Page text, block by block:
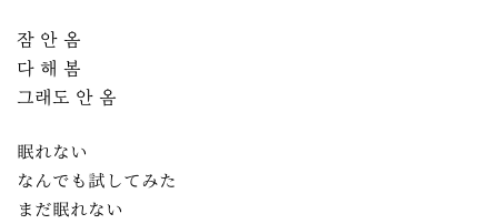
잠 안 옴
다 해 봄
그래도 안 옴
眠れない
なんでも試してみた
まだ眠れない